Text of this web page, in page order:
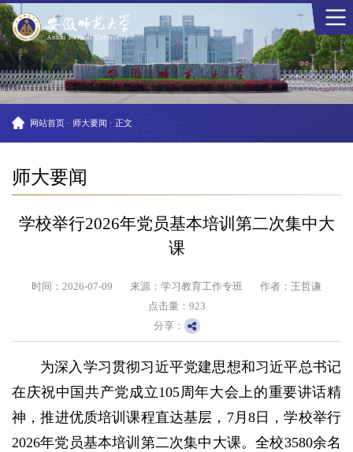
网站首页 · 师大要闻 · 正文
师大要闻
学校举行2026年党员基本培训第二次集中大
课
时间：2026-07-09 来源：学习教育工作专班
作者：王哲谦
点击量： 923
分享：
为深入学习贯彻习近平党建思想和习近平总书记
在庆祝中国共产党成立105周年大会上的重要讲话精
神，推进优质培训课程直达基层，7月8日，学校举行
2026年党员基本培训第二次集中大课。全校3580余名